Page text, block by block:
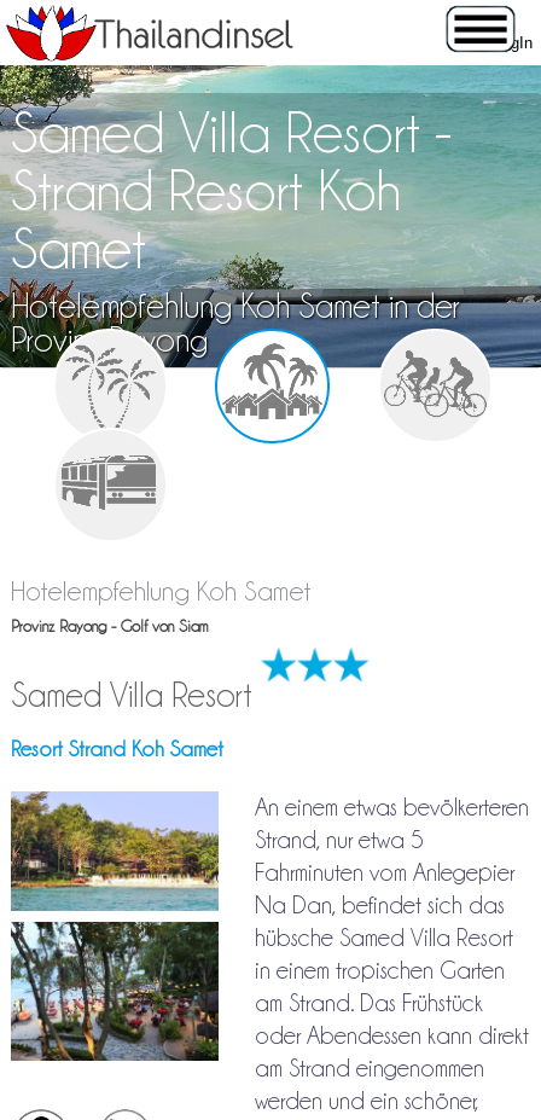
Samed Villa Resort -
Strand Resort Koh
Samet
Hotelempfehlung Koh Samet in der
Provinz Rayong
Hotelempfehlung Koh Samet
Provinz Rayong - Golf von Siam
Samed Villa Resort
Resort Strand Koh Samet
An einem etwas bevölkerteren
Strand, nur etwa 5
Fahrminuten vom Anlegepier
Na Dan, befindet sich das
hübsche Samed Villa Resort
in einem tropischen Garten
am Strand. Das Frühstück
oder Abendessen kann direkt
am Strand eingenommen
werden und ein schöner,